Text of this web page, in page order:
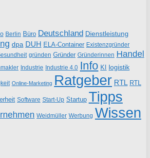
Berlin Büro Deutschland Dienstleistung
dpa DUH ELA-Container Existenzgründer
gründen Gründer Gründerinnen Handel
Industrie Industrie 4.0 Info KI logistik
Online-Marketing Ratgeber RTL RTL
Software Start-Up Startup Tipps
Weidmüller Werbung Wissen